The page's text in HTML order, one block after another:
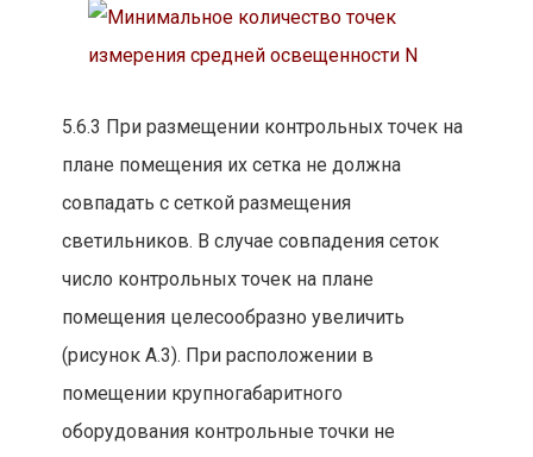
5.6.3 При размещении контрольных точек на
плане помещения их сетка не должна
совпадать с сеткой размещения
светильников. В случае совпадения сеток
число контрольных точек на плане
помещения целесообразно увеличить
(рисунок A.3). При расположении в
помещении крупногабаритного
оборудования контрольные точки не